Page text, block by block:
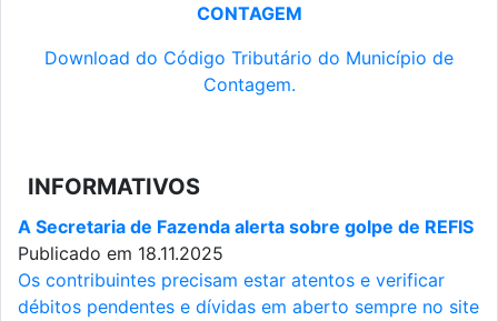
CONTAGEM
Download do Código Tributário do Município de
Contagem.
INFORMATIVOS
A Secretaria de Fazenda alerta sobre golpe de REFIS
Publicado em 18.11.2025
Os contribuintes precisam estar atentos e verificar
débitos pendentes e dívidas em aberto sempre no site